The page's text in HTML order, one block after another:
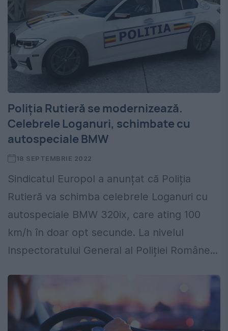
Poliția Rutieră se modernizează.
Celebrele Loganuri, schimbate cu
autospeciale BMW
18 SEPTEMBRIE 2022
Sindicatul Europol a anunțat că Poliția
Rutieră va schimba celebrele Loganuri cu
autospeciale BMW 320ix, care ating 100
km/h în doar opt secunde. La nivelul
Inspectoratului General al Poliției Române...